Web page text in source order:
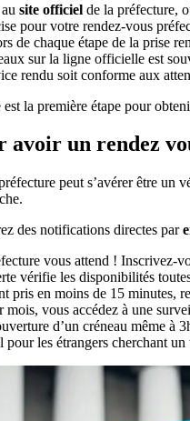
site officiel de la préfecture,
pour votre rendez-vous
de chaque étape de la prise
sur la ligne officielle est
rendu soit conforme aux
la première étape pour
avoir un rendez
peut s’avérer être
des notifications directes par
vous attend ! Inscrivez-
vérifie les disponibilités
pris en moins de 15 minutes,
mois, vous accédez à une
d’un créneau même
pour les étrangers cherchant